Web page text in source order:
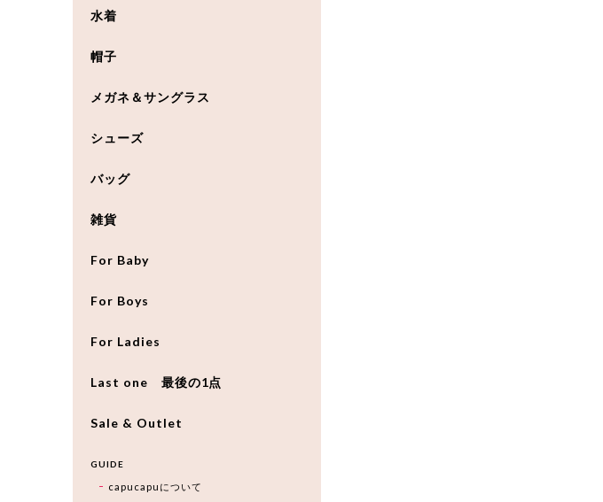
水着
帽子
メガネ＆サングラス
シューズ
バッグ
雑貨
For Baby
For Boys
For Ladies
Last one 最後の1点
Sale & Outlet
GUIDE
capucapuについて